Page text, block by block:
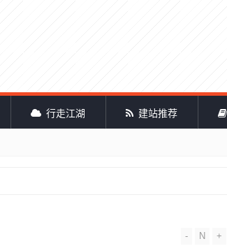
行走江湖 建站推荐
- N +